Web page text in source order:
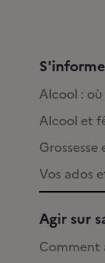
Alcool :
Alcool et
Vos ados
Agir sur
Comment